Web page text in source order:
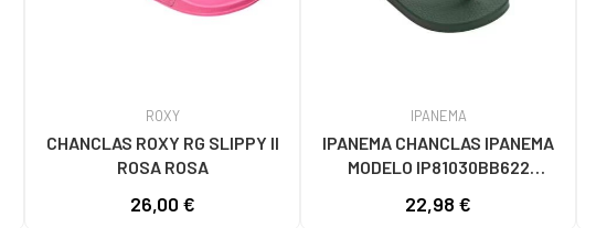
ROXY
CHANCLAS ROXY RG SLIPPY II
ROSA ROSA
26,00 €
IPANEMA
IPANEMA CHANCLAS IPANEMA
MODELO IP81030BB622
22,98 €